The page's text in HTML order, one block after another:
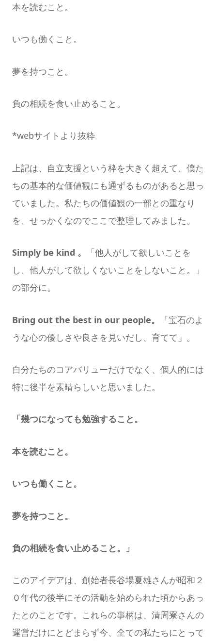
本を読むこと。
いつも働くこと。
夢を持つこと。
負の相続を食い止めること。
*webサイトより抜粋
上記は、自立支援という枠を大きく超えて、僕た
ちの基本的な価値観にも通ずるものがあると思っ
ていました。私たちの価値観の一部との重なり
を、せっかくなのでここで整理してみました。
Simply be kind 。
「他人がして欲しいことを
し、他人がして欲しくないことをしないこと。」
の部分に。
Bring out the best in our people。
「宝石のよ
うな心の優しさや良さを見いだし、育てて」。
自分たちのコアバリューだけでなく、個人的には
特に後半を素晴らしいと思いました。
「幾つになっても勉強すること。
本を読むこと。
いつも働くこと。
夢を持つこと。
負の相続を食い止めること。」
このアイデアは、創始者長谷場夏雄さんが昭和２
０年代の後半にその活動を始められた頃からあっ
たとのことです。これらの事柄は、清周寮さんの
運営だけにとどまらず今、全ての私たちにとって